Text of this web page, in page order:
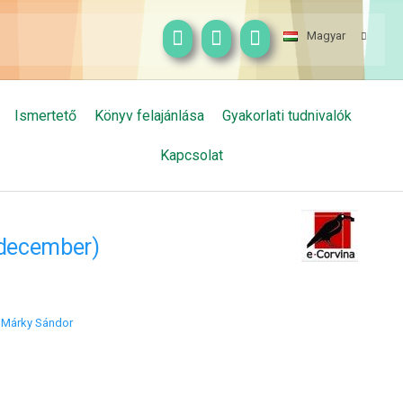
Magyar
Ismertető Könyv felajánlása Gyakorlati tudnivalók
Kapcsolat
Márky Sándor